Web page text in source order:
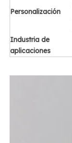
Personalización
Industria de
aplicaciones